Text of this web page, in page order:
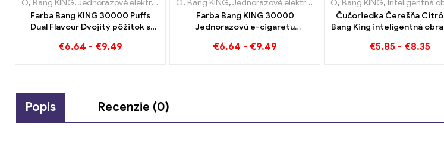
O, Bang KING,Jednorazové elektronické cigarety Litva ,Jednorazové elektronické cigarety Luxembursko,
Farba Bang KING 30000 Puffs
Dual Flavour Dvojitý pôžitok s
malinou
€6.64 - €9.49
O, Bang KING,Jednorazové elektronické cigarety Litva ,Jednorazové
Farba Bang KING 30000
Jednorazovú e-cigaretu
chladivej melónovej zmrzliny a
€6.64 - €9.49
O, Bang KING, Inteligentná obrazovka Bang King
Čučoriedka Čerešňa
Bang King inteligentná
jednorazovej e-cigarety
€5.85 - €8.35
Popis Recenzie (0)